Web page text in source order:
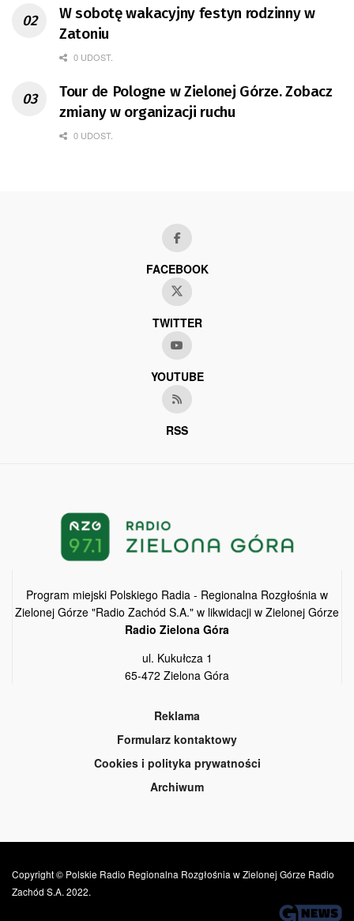
W sobotę wakacyjny festyn rodzinny w
Zatoniu
0 UDOST.
Tour de Pologne w Zielonej Górze. Zobacz
zmiany w organizacji ruchu
0 UDOST.
FACEBOOK
TWITTER
YOUTUBE
RSS
Program miejski Polskiego Radia - Regionalna Rozgłośnia w
Zielonej Górze "Radio Zachód S.A." w likwidacji w Zielonej Górze
Radio Zielona Góra
ul. Kukułcza 1
65-472 Zielona Góra
Reklama
Formularz kontaktowy
Cookies i polityka prywatności
Archiwum
Copyright © Polskie Radio Regionalna Rozgłośnia w Zielonej Górze Radio
Zachód S.A. 2022.